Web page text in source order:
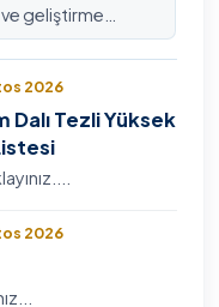
geliştirme
uluslararası fon
2026
Dalı Tezli Yüksek
2026